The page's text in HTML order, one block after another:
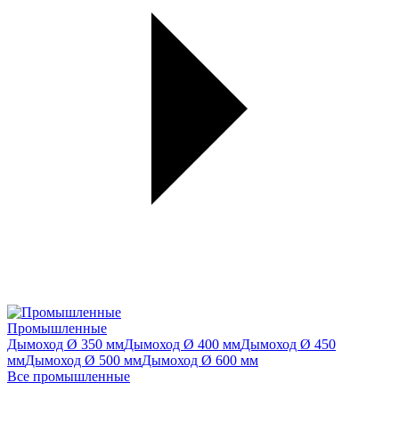
Промышленные
Дымоход Ø 350 ммДымоход Ø 400 ммДымоход Ø 450
ммДымоход Ø 500 ммДымоход Ø 600 мм
Все промышленные